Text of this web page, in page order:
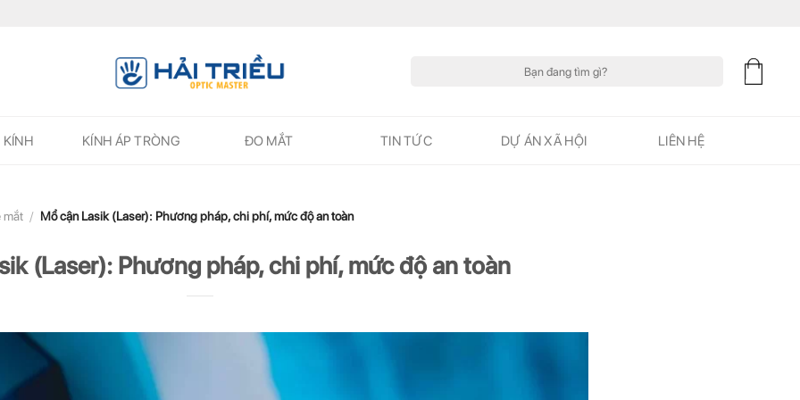
KÍNH KÍNH ÁP TRÒNG ĐO MẮT TIN TỨC DỰ ÁN XÃ HỘI LIÊN HỆ
mắt / Mổ cận Lasik (Laser): Phương pháp, chi phí, mức độ an toàn
(Laser): Phương pháp, chi phí, mức độ an toàn